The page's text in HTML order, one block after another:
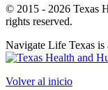
© 2015 - 2026 Texas
rights reserved.
Navigate Life Texas is
Volver al inicio